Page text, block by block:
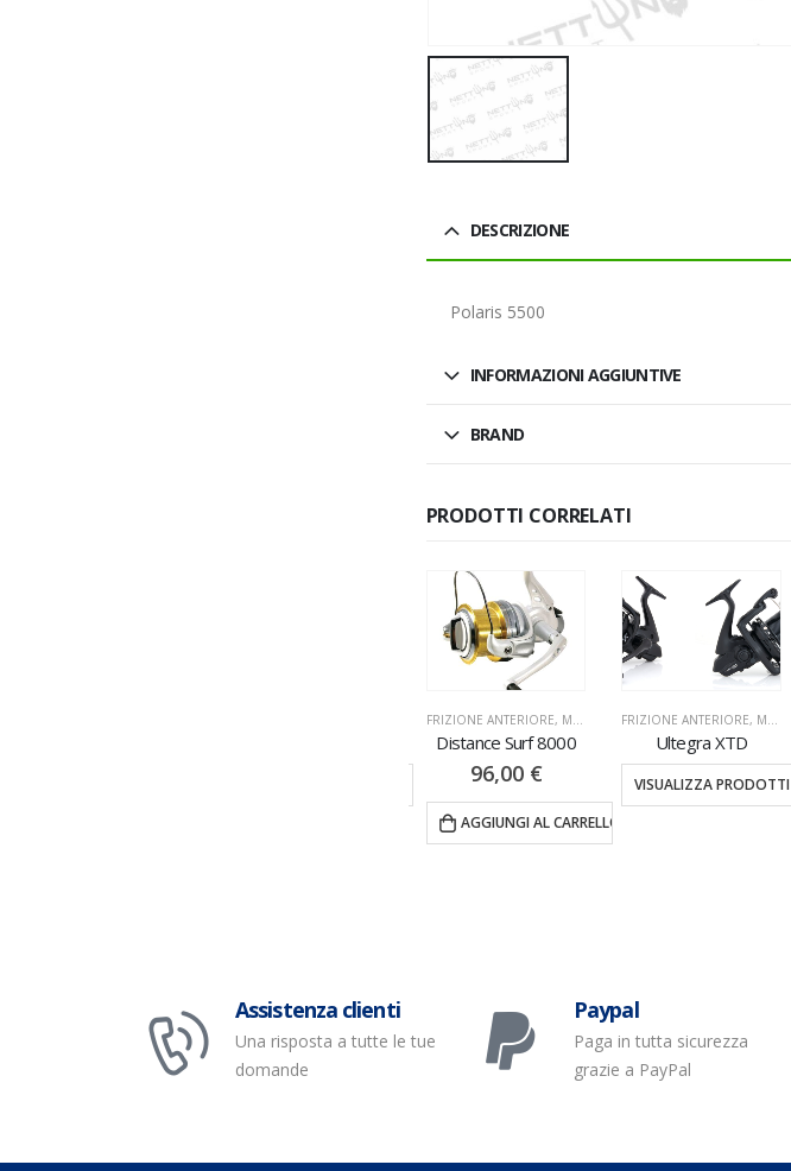
DESCRIZIONE
Polaris 5500
INFORMAZIONI AGGIUNTIVE
BRAND
PRODOTTI CORRELATI
FRIZIONE ANTERIORE,MULINELLI
Ultegra XTD
VISUALIZZA PRODOTTI
SALDO
MULINELLI,ROTANTI
Squall Lever Drag
166,00€–
192,00€
Assistenza clienti
Una risposta a tutte le tue
domande
Paypal
Paga in tutta sicurezza
grazie a PayPal